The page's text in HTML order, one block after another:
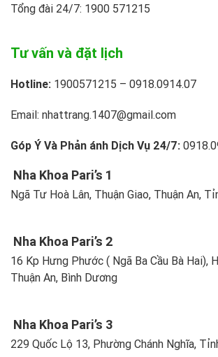
Tổng đài 24/7: 1900 571215
Tư vấn và đặt lịch
Hotline: 1900571215 – 0918.0914.07
Email: nhattrang.1407@gmail.com
Góp Ý Và Phản ánh Dịch Vụ 24/7:
Nha Khoa Pari’s 1
Ngã Tư Hoà Lân, Thuận Giao, Thuận An,
Nha Khoa Pari’s 2
16 Kp Hưng Phước ( Ngã Ba Cầu Bà Hai),
Thuận An, Bình Dương
Nha Khoa Pari’s 3
229 Quốc Lộ 13, Phường Chánh Nghĩa,